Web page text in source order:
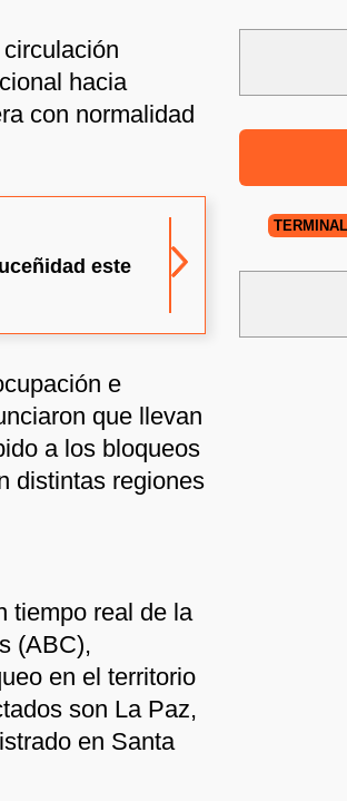
hacia
con normalidad
este
e
que llevan
a los bloqueos
distintas regiones
tiempo real de la
(ABC),
en el territorio
son La Paz,
en Santa